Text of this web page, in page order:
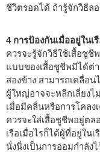
ชีวิตรอดได้ ถ้ารู้จักวิธีล
4 การป้องกันเมื่ออยู่ในเ
ควรจะรู้จักวิธีใช้เสื้อชูชี
แบบของเสื้อชูชีพมีได้ต่
สองข้าง สามารถเคลื่อ
ผู้ใหญ่อาจจะหลีกเลี่ยงไ
เมื่อมีคลื่นหรือการโคลง
ควรจะใส่เสื้อชูชีพอยู่ตล
เรือเมื่อไรก็ได้ผู้ที่อยู่ใน
นั่งนิ่งเป็นการออมกำลัง